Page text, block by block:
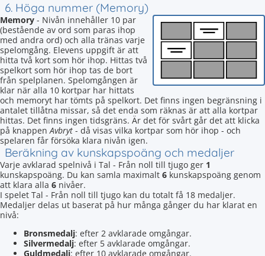
6. Höga nummer (Memory)
Memory - Nivån innehåller 10 par
(bestående av ord som paras ihop
med andra ord) och alla tränas varje
spelomgång. Elevens uppgift är att
hitta två kort som hör ihop. Hittas två
spelkort som hör ihop tas de bort
från spelplanen. Spelomgången är
klar när alla 10 kortpar har hittats
och memoryt har tömts på spelkort. Det finns ingen begränsning i
antalet tillåtna missar, så det enda som räknas är att alla kortpar
hittas. Det finns ingen tidsgräns. Är det för svårt går det att klicka
på knappenAvbryt - då visas vilka kortpar som hör ihop - och
spelaren får försöka klara nivån igen.
Beräkning av kunskapspoäng och medaljer
Varje avklarad spelnivå i Tal - Från noll till tjugo ger 1
kunskapspoäng. Du kan samla maximalt 6 kunskapspoäng genom
att klara alla 6 nivåer.
I spelet Tal - Från noll till tjugo kan du totalt få 18 medaljer.
Medaljer delas ut baserat på hur många gånger du har klarat en
nivå:
Bronsmedalj: efter 2 avklarade omgångar.
Silvermedalj: efter 5 avklarade omgångar.
Guldmedalj: efter 10 avklarade omgångar.